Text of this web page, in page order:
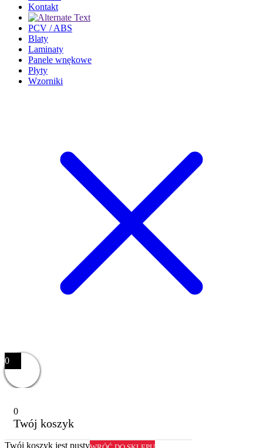
Kontakt
PCV / ABS
Blaty
Laminaty
Panele wnękowe
Płyty
Wzorniki
0
0
Twój koszyk
Twój koszyk jest pusty